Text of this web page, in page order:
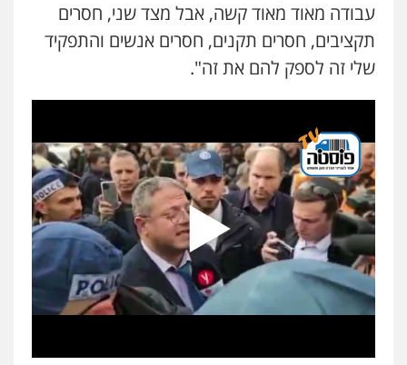
עבודה מאוד מאוד קשה, אבל מצד שני, חסרים
תקציבים, חסרים תקנים, חסרים אנשים והתפקיד
שלי זה לספק להם את זה".